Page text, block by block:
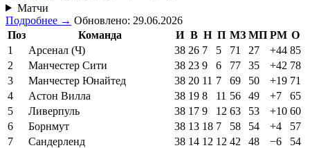
Матчи
Подробнее → Обновлено: 29.06.2026
Поз
Команда И В Н П МЗ МП РМ О
1
Арсенал (Ч) 38 26 7 5 71 27 +44 85
2
Манчестер Сити 38 23 9 6 77 35 +42 78
3
Манчестер Юнайтед 38 20 11 7 69 50 +19 71
4
Астон Вилла 38 19 8 11 56 49 +7
65
5
Ливерпуль 38 17 9 12 63 53 +10 60
6
Борнмут 38 13 18 7 58 54 +4
57
7
Сандерленд 38 14 12 12 42 48 −6
54